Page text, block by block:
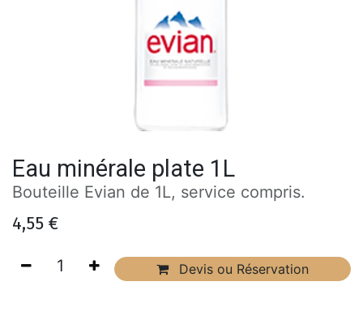
Eau minérale plate 1L
Bouteille Evian de 1L, service compris.
4,55 €
Devis ou Réservation